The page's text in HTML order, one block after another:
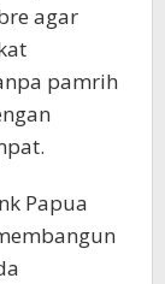
agar
pamrih
Papua